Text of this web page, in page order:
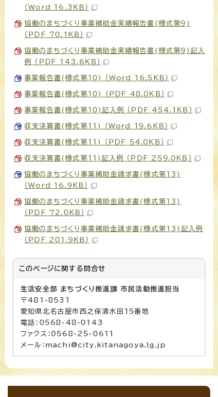
（Word 16.3KB）
協働のまちづくり事業補助金実績報告書(様式第9)
（PDF 70.1KB）
協働のまちづくり事業補助金実績報告書(様式第9)記入
例 （PDF 143.6KB）
事業報告書(様式第10) （Word 16.5KB）
事業報告書(様式第10) （PDF 48.0KB）
事業報告書(様式第10)記入例 （PDF 454.1KB）
収支決算書(様式第11) （Word 19.6KB）
収支決算書(様式第11) （PDF 54.0KB）
収支決算書(様式第11)記入例 （PDF 259.0KB）
協働のまちづくり事業補助金請求書(様式第13)
（Word 16.9KB）
協働のまちづくり事業補助金請求書(様式第13)
（PDF 72.0KB）
協働のまちづくり事業補助金請求書(様式第13)記入例
（PDF 201.9KB）
このページに関する 問合せ
生活安全部 まちづくり推進課 市民活動推進担当
〒481-8531
愛知県北名古屋市西之保清水田15番地
電話：0568-48-0143
ファクス：0568-25-0611
メール：machi@city.kitanagoya.lg.jp